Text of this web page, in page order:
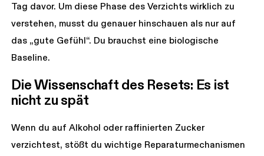
Tag davor. Um diese Phase des Verzichts wirklich zu
verstehen, musst du genauer hinschauen als nur auf
das „gute Gefühl“. Du brauchst eine biologische
Baseline.
Die Wissenschaft des Resets: Es ist
nicht zu spät
Wenn du auf Alkohol oder raffinierten Zucker
verzichtest, stößt du wichtige Reparaturmechanismen